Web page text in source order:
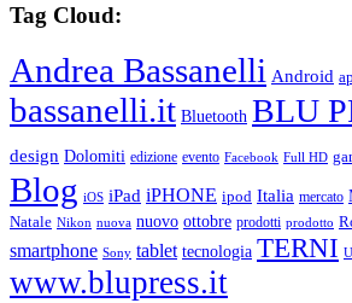
Tag Cloud:
Andrea Bassanelli Android
bassanelli.it Bluetooth BLU
design Dolomiti edizione evento Facebook Full HD
Blog iOS iPad iPHONE ipod Italia mercato
Natale Nikon nuova nuovo ottobre prodotti prodotto
smartphone Sony tablet tecnologia TERNI
www.blupress.it